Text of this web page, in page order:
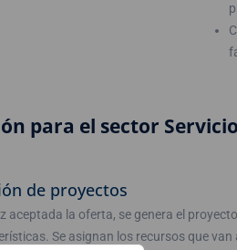
para el sector
de proyectos
aceptada la oferta, se genera el
Se asignan los recursos que